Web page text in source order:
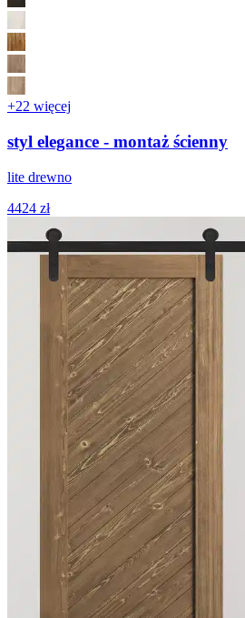
+22 więcej
styl elegance - montaż ścienny
lite drewno
4424 zł